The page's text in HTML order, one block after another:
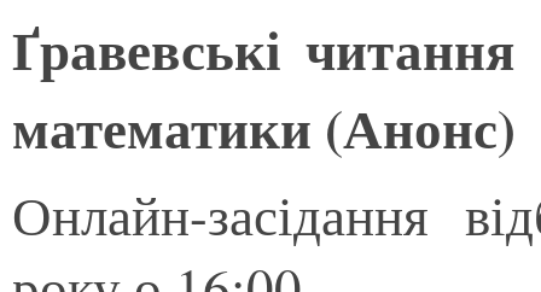
Ґравевські
математики (Анонс)
Онлайн-засідання